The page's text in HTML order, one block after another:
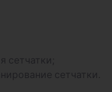
сетчатки;
сетчатки.